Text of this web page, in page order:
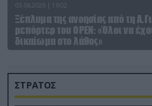
03.08.2026 | 19:02
Ξέπλυμα της ανοησίας από τη
ρεπόρτερ του ΟΡΕΝ: «Όλοι να
δικαίωμα στο λάθος»
ΣΤΡΑΤΟΣ